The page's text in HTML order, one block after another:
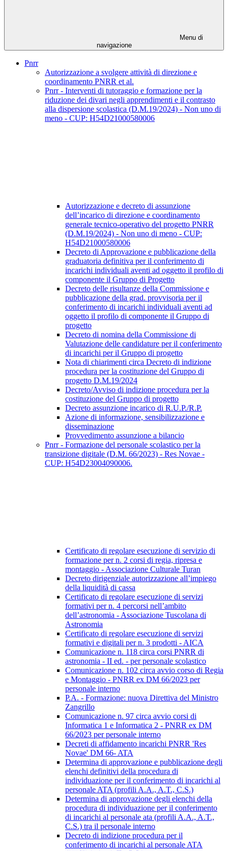
Menu di
navigazione
Pnrr
Autorizzazione a svolgere attività di direzione e
coordinamento PNRR et al.
Pnrr - Interventi di tutoraggio e formazione per la
riduzione dei divari negli apprendimenti e il contrasto
alla dispersione scolastica (D.M.19/2024) - Non uno di
meno - CUP: H54D21000580006
Autorizzazione e decreto di assunzione
dell’incarico di direzione e coordinamento
generale tecnico-operativo del progetto PNRR
(D.M.19/2024) - Non uno di meno - CUP:
H54D21000580006
Decreto di Approvazione e pubblicazione della
graduatoria definitiva per il conferimento di
incarichi individuali aventi ad oggetto il profilo di
componente il Gruppo di Progetto
Decreto delle risultanze della Commissione e
pubblicazione della grad. provvisoria per il
conferimento di incarichi individuali aventi ad
oggetto il profilo di componente il Gruppo di
progetto
Decreto di nomina della Commissione di
Valutazione delle candidature per il conferimento
di incarichi per il Gruppo di progetto
Nota di chiarimenti circa Decreto di indizione
procedura per la costituzione del Gruppo di
progetto D.M.19/2024
Decreto/Avviso di indizione procedura per la
costituzione del Gruppo di progetto
Decreto assunzione incarico di R.U.P./R.P.
Azione di informazione, sensibilizzazione e
disseminazione
Provvedimento assunzione a bilancio
Pnrr - Formazione del personale scolastico per la
transizione digitale (D.M. 66/2023) - Res Novae -
CUP: H54D23004090006.
Certificato di regolare esecuzione di servizio di
formazione per n. 2 corsi di regia, ripresa e
montaggio - Associazione Culturale Turan
Decreto dirigenziale autorizzazione all’impiego
della liquidità di cassa
Certificato di regolare esecuzione di servizi
formativi per n. 4 percorsi nell’ambito
dell’astronomia - Associazione Tuscolana di
Astronomia
Certificato di regolare esecuzione di servizi
formativi e digitali per n. 3 prodotti - AICA
Comunicazione n. 118 circa corsi PNRR di
astronomia - II ed. - per personale scolastico
Comunicazione n. 102 circa avvio corso di Regia
e Montaggio - PNRR ex DM 66/2023 per
personale interno
P.A. - Formazione: nuova Direttiva del Ministro
Zangrillo
Comunicazione n. 97 circa avvio corsi di
Informatica 1 e Informatica 2 - PNRR ex DM
66/2023 per personale interno
Decreti di affidamento incarichi PNRR 'Res
Novae' DM 66- ATA
Determina di approvazione e pubblicazione degli
elenchi definitivi della procedura di
individuazione per il conferimento di incarichi al
personale ATA (profili A.A., A.T., C.S.)
Determina di approvazione degli elenchi della
procedura di individuazione per il conferimento
di incarichi al personale ata (profili A.A., A.T.,
C.S.) tra il personale interno
Decreto di indizione procedura per il
conferimento di incarichi al personale ATA